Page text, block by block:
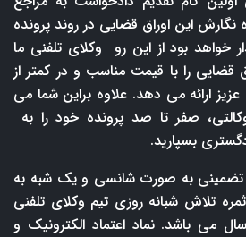
این اوراق قضایی در روند پرونده
خواهد بود از این رو وکلای تلفنی ما
قضایی را با قیمت مناسب و در کمتر از
عزیز ارائه می دهد. علاوه براین شما می
وکالتی، صفر تا صد پرونده خود را به
بسپارید.
به صورت شانسی و یک شبه به
تلاش شبانه روزی تیم وکلای تلفنی
بیش از 10 ها سال می باشد. نماد اعتماد الکترونیک و